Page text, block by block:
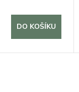
DO KOŠÍKU